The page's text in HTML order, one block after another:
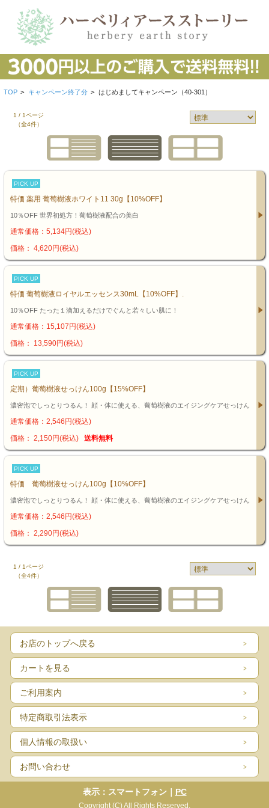
TOP > キャンペーン終了分 > はじめましてキャンペーン（40-301）
1 / 1ページ
（全4件）
PICK UP
特価 薬用 葡萄樹液ホワイト11 30g【10%OFF】
10％OFF 世界初処方！葡萄樹液配合の美白
通常価格：5,134円(税込)
価格： 4,620円(税込)
PICK UP
特価 葡萄樹液ロイヤルエッセンス30mL【10%OFF】.
10％OFF たった１滴加えるだけでぐんと若々しい肌に！
通常価格：15,107円(税込)
価格： 13,590円(税込)
PICK UP
定期）葡萄樹液せっけん100g【15%OFF】
濃密泡でしっとりつるん！ 顔・体に使える、葡萄樹液のエイジングケアせっけん
通常価格：2,546円(税込)
価格： 2,150円(税込)
送料無料
PICK UP
特価 葡萄樹液せっけん100g【10%OFF】
濃密泡でしっとりつるん！ 顔・体に使える、葡萄樹液のエイジングケアせっけん
通常価格：2,546円(税込)
価格： 2,290円(税込)
1 / 1ページ
（全4件）
お店のトップへ戻る
カートを見る
ご利用案内
特定商取引法表示
個人情報の取扱い
お問い合わせ
表示：スマートフォン｜ PC
Copyright (C) All Rights Reserved.